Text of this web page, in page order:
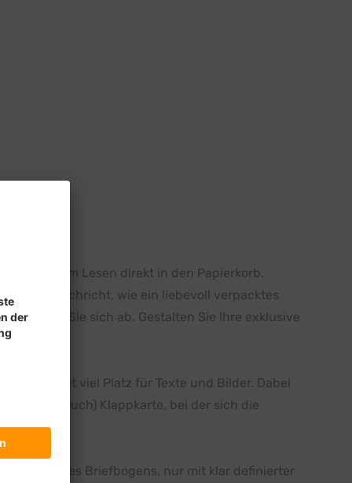
nach dem Lesen direkt in den Papierkorb.
Ihre Nachricht, wie ein liebevoll verpacktes
heben Sie sich ab. Gestalten Sie Ihre exklusive
und bietet viel Platz für Texte und Bilder. Dabei
(3-Bruch) Klappkarte, bei der sich die
eines Briefbogens, nur mit klar definierter